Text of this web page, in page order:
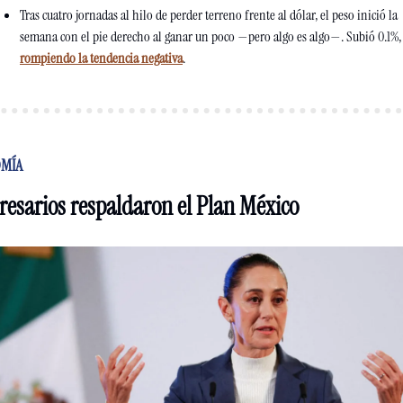
Tras cuatro jornadas al hilo de perder terreno frente al dólar, el peso inició la
rompiendo la tendencia negativa.
respaldaron el Plan México